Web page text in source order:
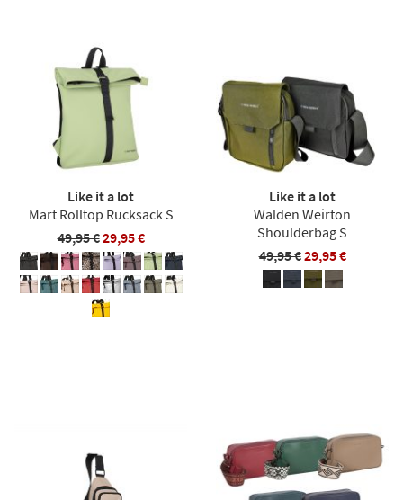
Like it a lot
Mart Rolltop Rucksack S
49,95 €29,95 €
Like it a lot
Walden Weirton
Shoulderbag S
49,95 €29,95 €